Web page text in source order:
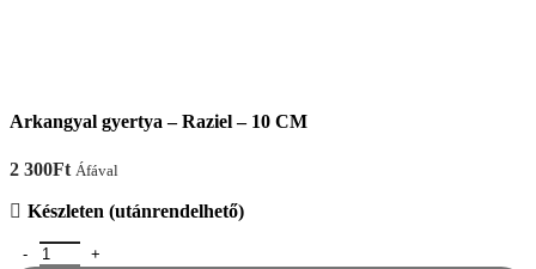
Arkangyal gyertya – Raziel – 10 CM
2 300Ft Áfával
Készleten (utánrendelhető)
Arkangyal gyertya - Raziel - 10 CM mennyiség